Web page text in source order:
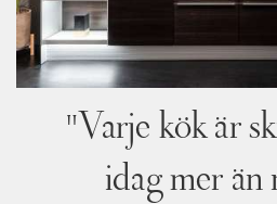
"Varje kök är
idag mer än